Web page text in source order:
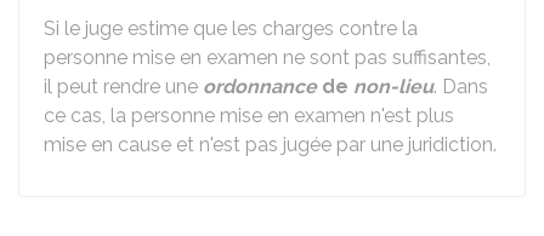
Si le juge estime que les charges contre la
personne mise en examen ne sont pas suffisantes,
il peut rendre une ordonnancede non-lieu. Dans
ce cas, la personne mise en examen n'est plus
mise en cause et n'est pas jugée par une juridiction.